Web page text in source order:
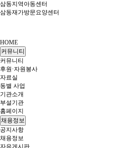
삼동지역아동센터
삼동재가방문요양센터
HOME
커뮤니티
커뮤니티
후원·자원봉사
자료실
동별 사업
기관소개
부설기관
홈페이지
채용정보
공지사항
채용정보
자유게시판